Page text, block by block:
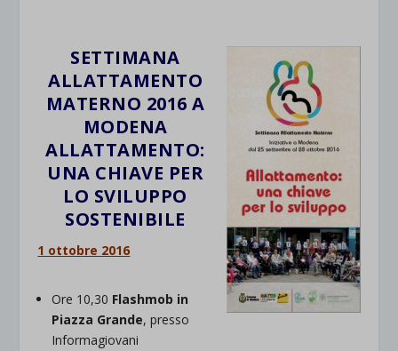
SETTIMANA
ALLATTAMENTO
MATERNO 2016 A
MODENA
ALLATTAMENTO:
UNA CHIAVE PER
LO SVILUPPO
SOSTENIBILE
1 ottobre 2016
Ore 10,30 Flashmob in
Piazza Grande, presso
Informagiovani